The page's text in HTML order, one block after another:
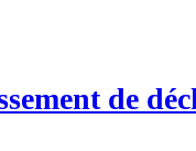
de